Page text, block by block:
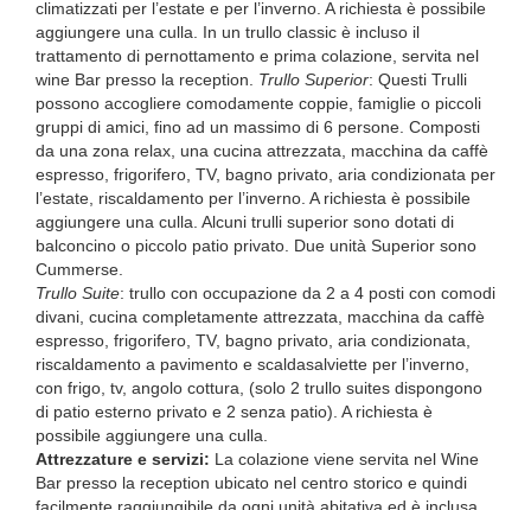
climatizzati per l’estate e per l’inverno. A richiesta è possibile
aggiungere una culla. In un trullo classic è incluso il
trattamento di pernottamento e prima colazione, servita nel
wine Bar presso la reception. Trullo Superior: Questi Trulli
possono accogliere comodamente coppie, famiglie o piccoli
gruppi di amici, fino ad un massimo di 6 persone. Composti
da una zona relax, una cucina attrezzata, macchina da caffè
espresso, frigorifero, TV, bagno privato, aria condizionata per
l’estate, riscaldamento per l’inverno. A richiesta è possibile
aggiungere una culla. Alcuni trulli superior sono dotati di
balconcino o piccolo patio privato. Due unità Superior sono
Cummerse.
Trullo Suite: trullo con occupazione da 2 a 4 posti con comodi
divani, cucina completamente attrezzata, macchina da caffè
espresso, frigorifero, TV, bagno privato, aria condizionata,
riscaldamento a pavimento e scaldasalviette per l’inverno,
con frigo, tv, angolo cottura, (solo 2 trullo suites dispongono
di patio esterno privato e 2 senza patio). A richiesta è
possibile aggiungere una culla.
Attrezzature e servizi: La colazione viene servita nel Wine
Bar presso la reception ubicato nel centro storico e quindi